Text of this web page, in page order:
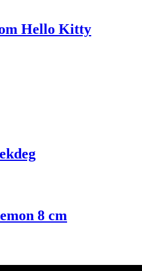
Hello Kitty
8 cm